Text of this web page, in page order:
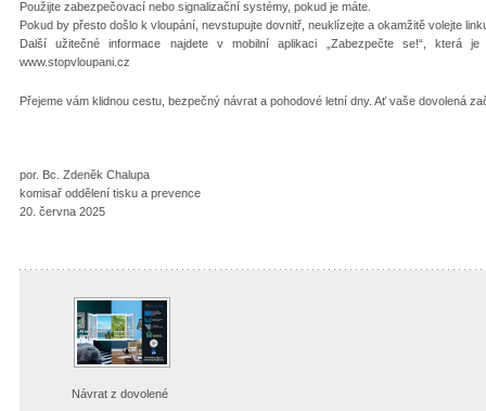
Použijte zabezpečovací nebo signalizační systémy, pokud je máte.
Pokud by přesto došlo k vloupání, nevstupujte dovnitř, neuklízejte a okamžitě volejte
Další užitečné informace najdete v mobilní aplikaci „Zabezpečte se!“, která
www.stopvloupani.cz
Přejeme vám klidnou cestu, bezpečný návrat a pohodové letní dny. Ať vaše dovolená
por. Bc. Zdeněk Chalupa
komisař oddělení tisku a prevence
20. června 2025
Návrat z dovolené